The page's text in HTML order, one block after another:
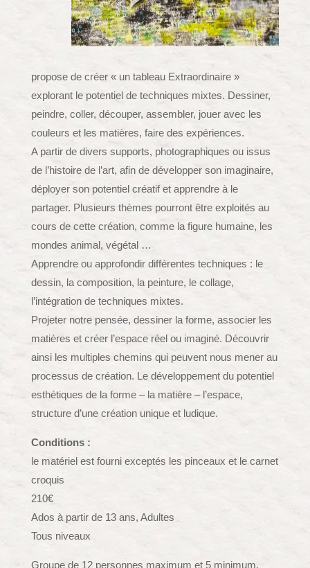
propose de créer « un tableau Extraordinaire »
explorant le potentiel de techniques mixtes. Dessiner,
peindre, coller, découper, assembler, jouer avec les
couleurs et les matières, faire des expériences.
A partir de divers supports, photographiques ou issus
de l’histoire de l’art, afin de développer son imaginaire,
déployer son potentiel créatif et apprendre à le
partager. Plusieurs thèmes pourront être exploités au
cours de cette création, comme la figure humaine, les
mondes animal, végétal …
Apprendre ou approfondir différentes techniques : le
dessin, la composition, la peinture, le collage,
l’intégration de techniques mixtes.
Projeter notre pensée, dessiner la forme, associer les
matières et créer l’espace réel ou imaginé. Découvrir
ainsi les multiples chemins qui peuvent nous mener au
processus de création. Le développement du potentiel
esthétiques de la forme – la matière – l’espace,
structure d’une création unique et ludique.
Conditions :
le matériel est fourni exceptés les pinceaux et le carnet
croquis
210€
Ados à partir de 13 ans, Adultes
Tous niveaux
Groupe de 12 personnes maximum et 5 minimum.